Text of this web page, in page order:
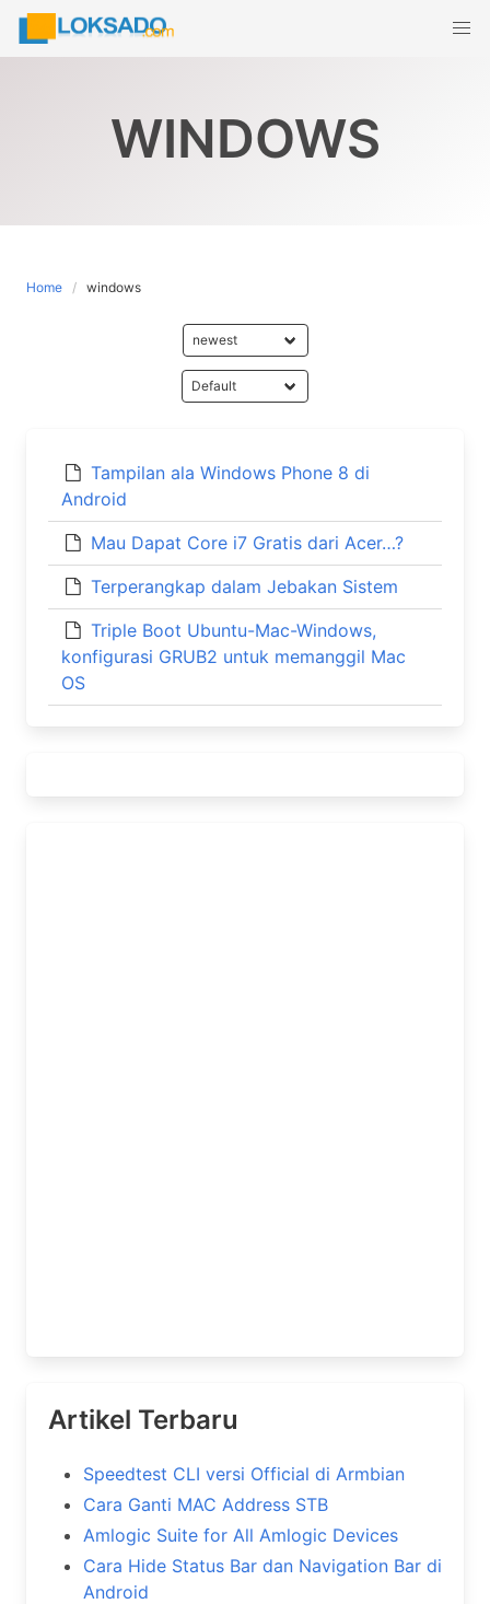
Skip
WINDOWS
Home windows
Tampilan ala Windows Phone 8 di
Android
Mau Dapat Core i7 Gratis dari Acer…?
Terperangkap dalam Jebakan Sistem
Triple Boot Ubuntu-Mac-Windows,
konfigurasi GRUB2 untuk memanggil Mac
OS
Artikel Terbaru
Speedtest CLI versi Official di Armbian
Cara Ganti MAC Address STB
Amlogic Suite for All Amlogic Devices
Cara Hide Status Bar dan Navigation Bar di
Android